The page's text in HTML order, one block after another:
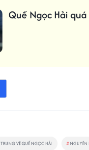
Quế Ngọc Hải
TRUNG VỆ QUẾ NGỌC HẢI #